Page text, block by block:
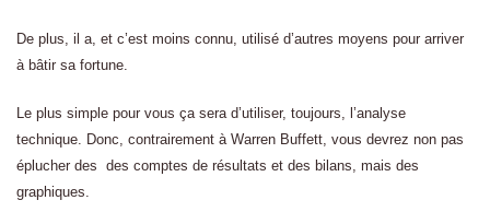
De plus, il a, et c’est moins connu, utilisé d’autres moyens pour arriver
à bâtir sa fortune.
Le plus simple pour vous ça sera d’utiliser, toujours, l’analyse
technique. Donc, contrairement à Warren Buffett, vous devrez non pas
éplucher des des comptes de résultats et des bilans, mais des
graphiques.